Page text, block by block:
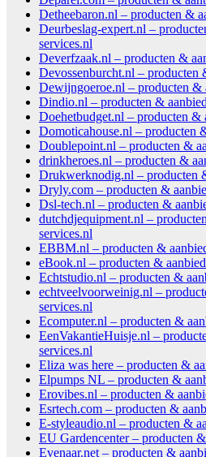
Detheebaron.nl – producten &
Deurbeslag-expert.nl –
services.nl
Deverfzaak.nl – producten &
Devossenburcht.nl – producten
Dewijngoeroe.nl – producten &
Dindio.nl – producten &
Doehetbudget.nl – producten &
Domoticahouse.nl – producten
Doublepoint.nl – producten &
drinkheroes.nl – producten &
Drukwerknodig.nl – producten
Dryly.com – producten &
Dsl-tech.nl – producten &
dutchdjequipment.nl –
services.nl
EBBM.nl – producten &
eBook.nl – producten &
Echtstudio.nl – producten &
echtveelvoorweinig.nl –
services.nl
Ecomputer.nl – producten &
EenVakantieHuisje.nl –
services.nl
Eliza was here – producten &
Elpumps NL – producten &
Erovibes.nl – producten &
Esrtech.com – producten &
E-styleaudio.nl – producten &
EU Gardencenter – producten
Evenaar.net – producten &